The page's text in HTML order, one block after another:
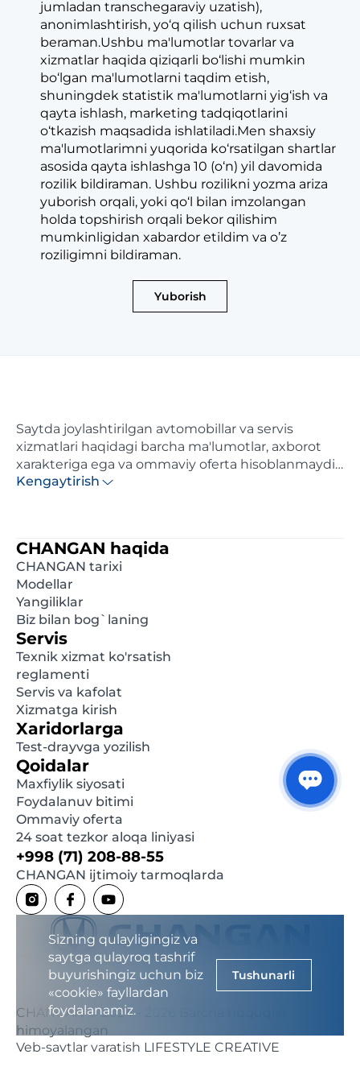
jumladan transchegaraviy uzatish),
anonimlashtirish, yo‘q qilish uchun ruxsat
beraman.Ushbu ma'lumotlar tovarlar va
xizmatlar haqida qiziqarli bo‘lishi mumkin
bo‘lgan ma'lumotlarni taqdim etish,
shuningdek statistik ma'lumotlarni yig‘ish va
qayta ishlash, marketing tadqiqotlarini
o‘tkazish maqsadida ishlatiladi.Men shaxsiy
ma'lumotlarimni yuqorida ko‘rsatilgan shartlar
asosida qayta ishlashga 10 (o‘n) yil davomida
rozilik bildiraman. Ushbu rozilikni yozma ariza
yuborish orqali, yoki qo‘l bilan imzolangan
holda topshirish orqali bekor qilishim
mumkinligidan xabardor etildim va o’z
roziligimni bildiraman.
Yuborish
Saytda joylashtirilgan avtomobillar va servis
xizmatlari haqidagi barcha ma'lumotlar, axborot
xarakteriga ega va ommaviy oferta hisoblanmaydi.
Ushbu saytda ko'rsatilgan narxlar axborotiy
rasmiy diler bilan bog'laning. Ushbu saytda e'lon
qilingan ma'lumotlar oldindan xabardor
qilinmasdan istalgan damda o'zgartirilishi mumkin.
Kengaytirish
CHANGAN haqida
CHANGAN tarixi
Modellar
Yangiliklar
Biz bilan bog`laning
Servis
Texnik xizmat ko'rsatish
reglamenti
Servis va kafolat
Xizmatga kirish
Xaridorlarga
Test-drayvga yozilish
Qoidalar
Maxfiylik siyosati
Foydalanuv bitimi
Ommaviy oferta
24 soat tezkor aloqa liniyasi
+998 (71) 208-88-55
CHANGAN ijtimoiy tarmoqlarda
CHANGAN © 2024 - 2026 Barcha huquqlar
himoyalangan
Veb-saytlar yaratish LIFESTYLE CREATIVE
Sizning qulayligingiz va
saytga qulayroq tashrif
buyurishingiz uchun biz
«cookie» fayllardan
foydalanamiz.
Tushunarli